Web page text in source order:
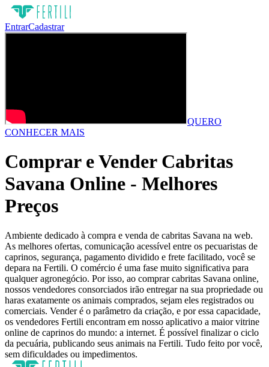
EntrarCadastrar
QUERO
CONHECER MAIS
Comprar e Vender Cabritas
Savana Online - Melhores
Preços
Ambiente dedicado à compra e venda de cabritas Savana na web.
As melhores ofertas, comunicação acessível entre os pecuaristas de
caprinos, segurança, pagamento dividido e frete facilitado, você se
depara na Fertili. O comércio é uma fase muito significativa para
qualquer agronegócio. Por isso, ao comprar cabritas Savana online,
nossos vendedores consorciados irão entregar na sua propriedade ou
haras exatamente os animais comprados, sejam eles registrados ou
comerciais. Vender é o parâmetro da criação, e por essa capacidade,
os vendedores Fertili encontram em nosso aplicativo a maior vitrine
online de caprinos do mundo: a internet. É possível finalizar o ciclo
da pecuária, publicando seus animais na Fertili. Tudo feito por você,
sem dificuldades ou impedimentos.